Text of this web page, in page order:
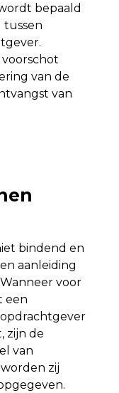
bepaald
tussen
van de
van
bindend en
aanleiding
voor
een
zijn de
van
zij